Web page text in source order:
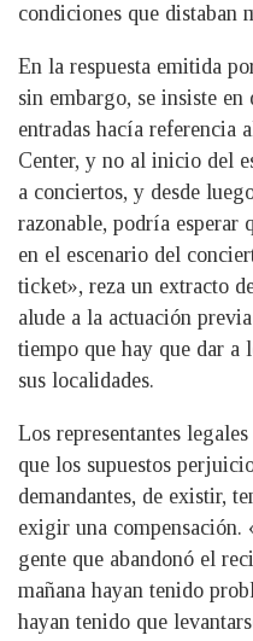
condiciones que distaban
En la respuesta emitida
sin embargo, se insiste
entradas hacía referencia
Center, y no al inicio del
a conciertos, y desde
razonable, podría esperar
en el escenario del
ticket», reza un extracto
alude a la actuación
tiempo que hay que dar a
sus localidades.
Los representantes
que los supuestos
demandantes, de existir,
exigir una compensación.
gente que abandonó el
mañana hayan tenido
hayan tenido que